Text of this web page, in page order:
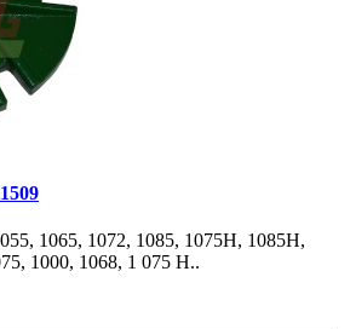
1065, 1072, 1085, 1075H, 1085H,
1000, 1068, 1 075 H..